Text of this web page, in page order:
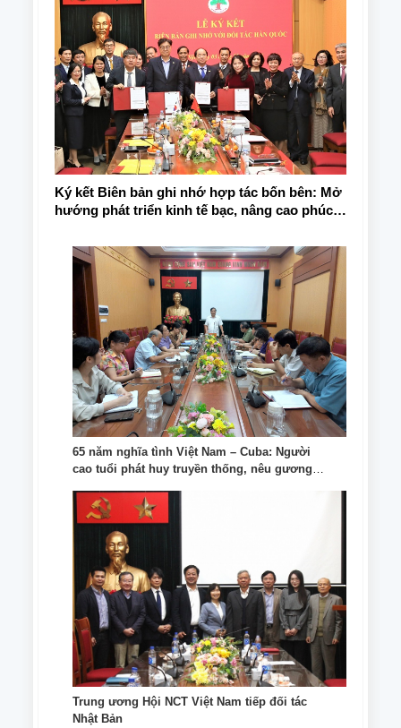
Ký kết Biên bản ghi nhớ hợp tác bốn bên: Mở
hướng phát triển kinh tế bạc, nâng cao phúc
65 năm nghĩa tình Việt Nam – Cuba: Người
cao tuổi phát huy truyền thống, nêu gương
Trung ương Hội NCT Việt Nam tiếp đối tác
Nhật Bản